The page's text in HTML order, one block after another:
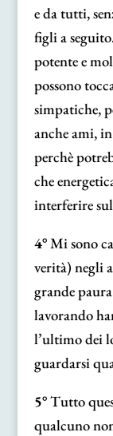
e da tutti,
figli a
potente e
possono
simpatiche,
anche ami,
perchè
che
interferire
4°Mi sono
verità) negli
grande
lavorando
l’ultimo dei
guardarsi
5°Tutto
qualcuno